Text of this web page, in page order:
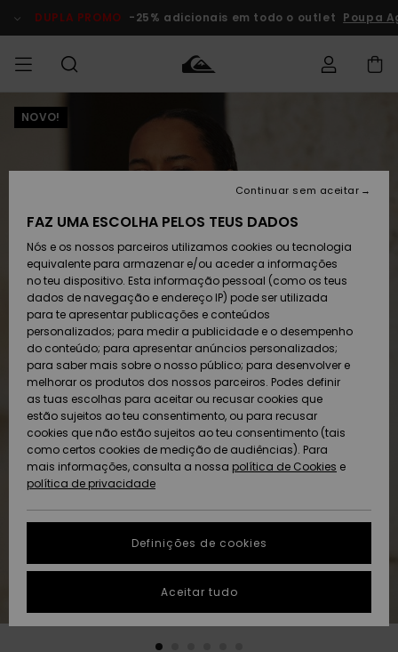
do
DUPLA PROMO -25% adicionais em todo o outlet Poupa
HOMEM Roupas
Calçado e
chinelos
Surfe/água
Snow
Artigos
recém-
chegados
Coleções
MENINO
Roupas
Calçado e
chinelos
Surfe/água
Neve
Artigos
recém-
chegados
Highlights
MULHER
Shop
chegados
Highlights
Snow
SURF
Surf Shop
Crianças
Highlights
Community
SNOW
Artigos
Homem
Artigos
Criança
Snow Shop
Feminino
Highlights
Community
DUPLA
PROMO
Outlet
Criança
Outlet
Mulher
AJUDA
Acede à tua
Devoluções
Pagamento
Cartão
presente
Quiksilver
Freedom
Protecção de
dados
Guia de
tamanhos
conversa para
obteres a
resposta mais
rápida à tua
SUSTAINABILITY
PRESENTE
NOVO!
FAZ UMA ESCOLHA PELOS TEUS DADOS
Nós e os nossos parceiros utilizamos cookies ou tecnologia
equivalente para armazenar e/ou aceder a informações
no teu dispositivo. Esta informação pessoal (como os teus
dados de navegação e endereço IP) pode ser utilizada
para te apresentar publicações e conteúdos
personalizados; para medir a publicidade e o desempenho
do conteúdo; para apresentar anúncios personalizados;
para saber mais sobre o nosso público; para desenvolver e
melhorar os produtos dos nossos parceiros. Podes definir
as tuas escolhas para aceitar ou recusar cookies que
estão sujeitos ao teu consentimento, ou para recusar
cookies que não estão sujeitos ao teu consentimento (tais
como certos cookies de medição de audiências). Para
mais informações, consulta a nossa política de Cookies e
política de privacidade
Definições de cookies
Continuar sem aceitar
Aceitar tudo